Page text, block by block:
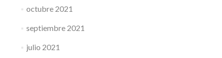
octubre 2021
septiembre 2021
julio 2021